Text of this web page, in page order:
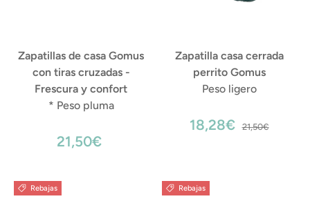
Zapatillas de casa Gomus
con tiras cruzadas -
Frescura y confort
* Peso pluma
21,50€
Zapatilla casa cerrada
perrito Gomus
Peso ligero
18,28€ 21,50€
Rebajas Rebajas